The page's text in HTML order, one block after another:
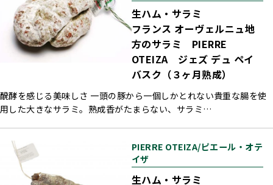
生ハム・サラミ
フランス オーヴェルニュ地
方のサラミ PIERRE
OTEIZA ジェズ デュ ペイ
バスク（３ヶ月熟成）
醗酵を感じる美味しさ 一頭の豚から一個しかとれない貴重な腸を使
用した大きなサラミ。熟成香がたまらない、サラミ…
PIERRE OTEIZA/ピエール・オテ
イザ
生ハム・サラミ